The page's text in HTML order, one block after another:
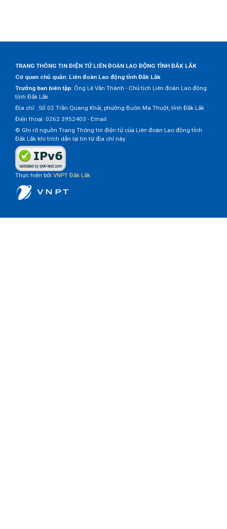
TRANG THÔNG TIN ĐIỆN TỬ LIÊN ĐOÀN LAO ĐỘNG TỈNH ĐẮK LẮK
Cơ quan chủ quản: Liên đoàn Lao động tỉnh Đắk Lắk
Trưởng ban biên tập: Ông Lê Văn Thành - Chủ tịch Liên đoàn Lao động
tỉnh Đắk Lắk
Địa chỉ: Số 02 Trần Quang Khải, phường Buôn Ma Thuột, tỉnh Đắk Lắk
Điện thoại: 0262 3952403 - Email:
© Ghi rõ nguồn Trang Thông tin điện tử của Liên đoàn Lao động tỉnh
Đắk Lắk khi trích dẫn lại tin từ địa chỉ này.
Thực hiện bởi VNPT Đắk Lắk